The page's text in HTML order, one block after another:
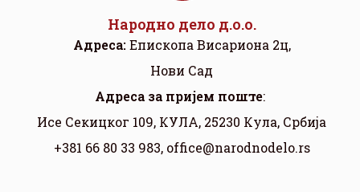
Народно дело д.о.о.
Адреса:Eпископа Висариона 2ц,
Нови Сад
Aдреса за пријем поште:
Исе Секицког 109, КУЛА, 25230 Кула, Србија
+381 66 80 33 983, office@narodnodelo.rs